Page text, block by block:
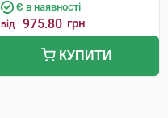
Є в наявності
від 975.80 грн
КУПИТИ